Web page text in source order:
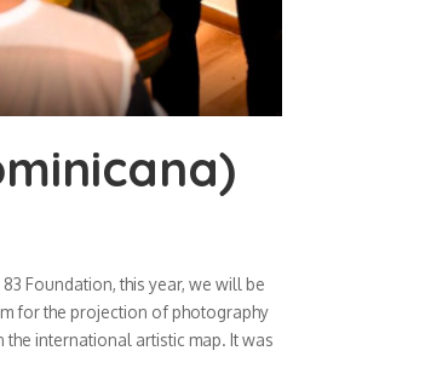
Foundation, this year, we will be
for the projection of photography
international artistic map. It was